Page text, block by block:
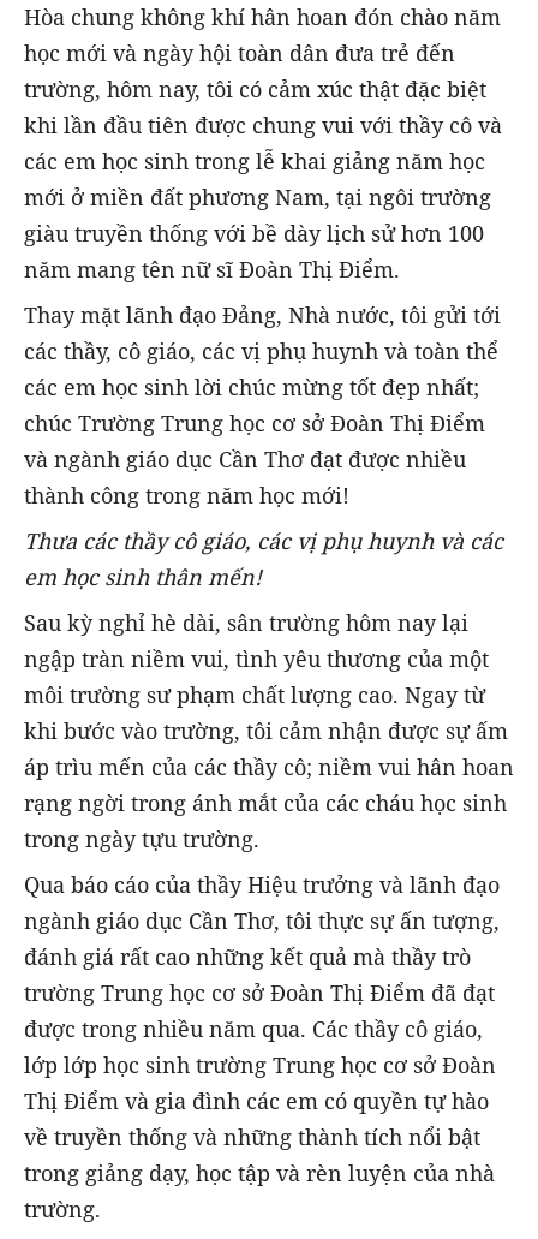
Hòa chung không khí hân hoan đón chào năm
học mới và ngày hội toàn dân đưa trẻ đến
trường, hôm nay, tôi có cảm xúc thật đặc biệt
khi lần đầu tiên được chung vui với thầy cô và
các em học sinh trong lễ khai giảng năm học
mới ở miền đất phương Nam, tại ngôi trường
giàu truyền thống với bề dày lịch sử hơn 100
năm mang tên nữ sĩ Đoàn Thị Điểm.
Thay mặt lãnh đạo Đảng, Nhà nước, tôi gửi tới
các thầy, cô giáo, các vị phụ huynh và toàn thể
các em học sinh lời chúc mừng tốt đẹp nhất;
chúc Trường Trung học cơ sở Đoàn Thị Điểm
và ngành giáo dục Cần Thơ đạt được nhiều
thành công trong năm học mới!
Thưa các thầy cô giáo, cácvị phụ huynh và các
em học sinh thân mến!
Sau kỳ nghỉ hè dài, sân trường hôm nay lại
ngập tràn niềm vui, tình yêu thương của một
môi trường sư phạm chất lượng cao. Ngay từ
khi bước vào trường, tôi cảm nhận được sự ấm
áp trìu mến của các thầy cô; niềm vui hân hoan
rạng ngời trong ánh mắt của các cháu học sinh
trong ngày tựu trường.
Qua báo cáo của thầy Hiệu trưởng và lãnh đạo
ngành giáo dục Cần Thơ, tôi thực sự ấn tượng,
đánh giá rất cao những kết quả mà thầy trò
trường Trung học cơ sở Đoàn Thị Điểm đã đạt
được trong nhiều năm qua. Các thầy cô giáo,
lớp lớp học sinh trường Trung học cơ sở Đoàn
Thị Điểm và gia đình các em có quyền tự hào
về truyền thống và những thành tích nổi bật
trong giảng dạy, học tập và rèn luyện của nhà
trường.